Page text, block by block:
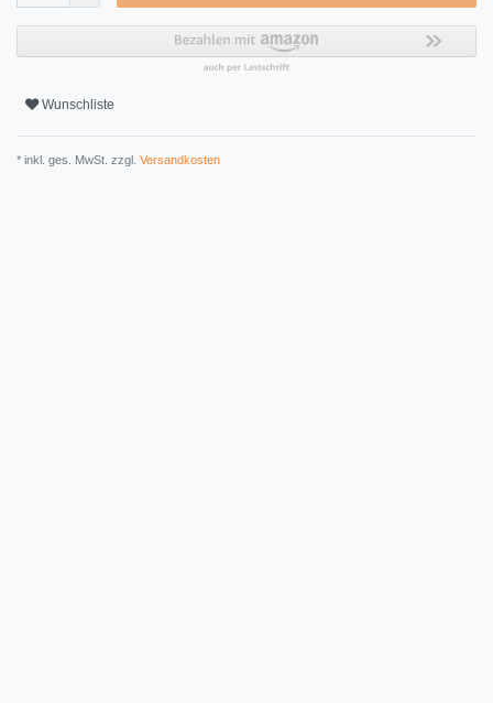
Wunschliste
* inkl. ges. MwSt. zzgl. Versandkosten